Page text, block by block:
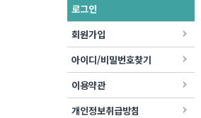
로그인
회원가입
아이디/비밀번호찾기
이용약관
개인정보취급방침